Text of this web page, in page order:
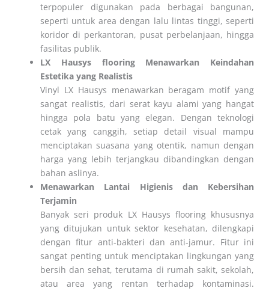
terpopuler digunakan pada berbagai bangunan,
seperti untuk area dengan lalu lintas tinggi, seperti
koridor di perkantoran, pusat perbelanjaan, hingga
fasilitas publik.
LX Hausys flooring Menawarkan Keindahan
Estetika yang Realistis
Vinyl LX Hausys menawarkan beragam motif yang
sangat realistis, dari serat kayu alami yang hangat
hingga pola batu yang elegan. Dengan teknologi
cetak yang canggih, setiap detail visual mampu
menciptakan suasana yang otentik, namun dengan
harga yang lebih terjangkau dibandingkan dengan
bahan aslinya.
Menawarkan Lantai Higienis dan Kebersihan
Terjamin
Banyak seri produk LX Hausys flooring khususnya
yang ditujukan untuk sektor kesehatan, dilengkapi
dengan fitur anti-bakteri dan anti-jamur. Fitur ini
sangat penting untuk menciptakan lingkungan yang
bersih dan sehat, terutama di rumah sakit, sekolah,
atau area yang rentan terhadap kontaminasi.